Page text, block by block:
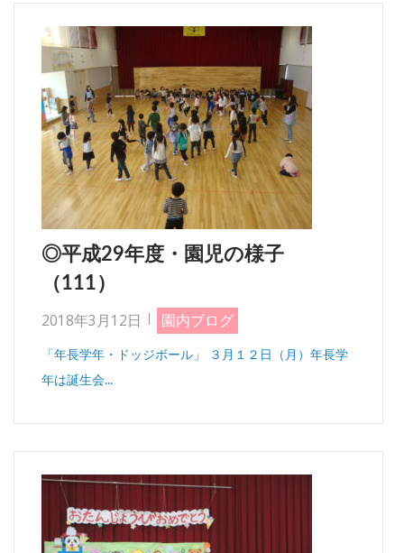
◎平成29年度・園児の様子
（111）
2018年3月12日 園内ブログ
「年長学年・ドッジボール」 ３月１２日（月）年長学
年は誕生会...